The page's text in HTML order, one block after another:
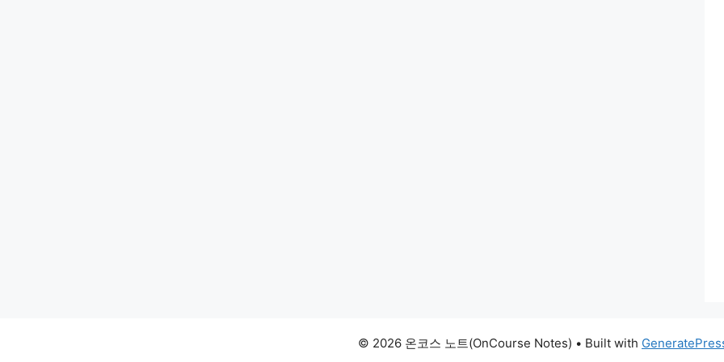
© 2026 온코스 노트(OnCourse Notes) • Built with